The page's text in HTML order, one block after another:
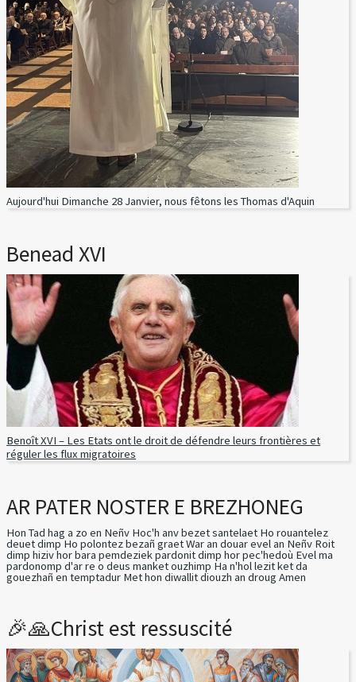
Aujourd'hui Dimanche 28 Janvier, nous fêtons les Thomas d'Aquin
Benead XVI
Benoît XVI – Les Etats ont le droit de défendre leurs frontières et
réguler les flux migratoires
AR PATER NOSTER E BREZHONEG
Hon Tad hag a zo en Neñv Hoc'h anv bezet santelaet Ho rouantelez
deuet dimp Ho polontez bezañ graet War an douar evel an Neñv Roit
dimp hiziv hor bara pemdeziek pardonit dimp hor pec'hedoù Evel ma
pardonomp d'ar re o deus manket ouzhimp Ha n'hol lezit ket da
gouezhañ en temptadur Met hon diwallit diouzh an droug Amen
🎉🙏Christ est ressuscité